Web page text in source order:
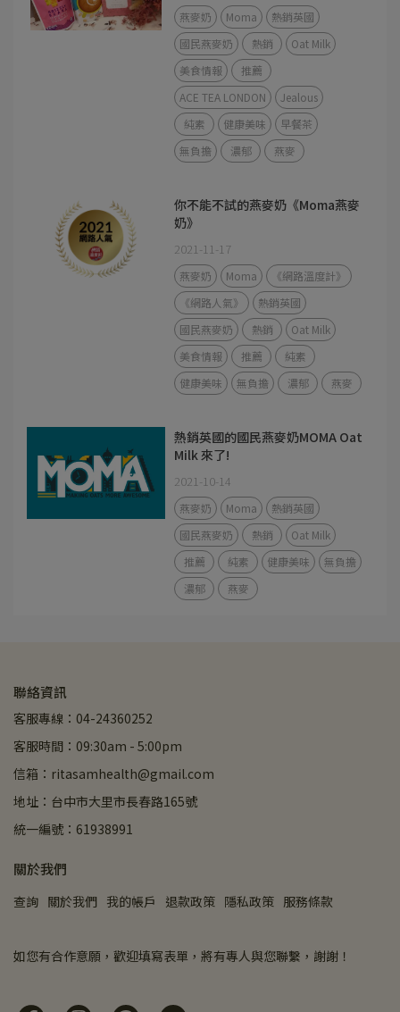
燕麥奶 Moma
熱銷英國
國民燕麥奶
熱銷
Oat Milk
美食情報
推薦
ACE TEA LONDON
Jealous
純素
健康美味
早餐茶
無負擔
濃郁 燕麥
你不能不試的燕麥奶《Moma燕麥
奶》
2021-11-17
燕麥奶 Moma
《網路溫度計》
《網路人氣》
熱銷英國
國民燕麥奶
熱銷
Oat Milk
美食情報
推薦
純素
健康美味
無負擔 濃郁 燕麥
熱銷英國的國民燕麥奶MOMA Oat
Milk 來了!
2021-10-14
燕麥奶 Moma
熱銷英國
國民燕麥奶
熱銷
Oat Milk
推薦
純素 健康美味
無負擔
濃郁
燕麥
聯絡資訊
客服專線：04-24360252
客服時間：09:30am - 5:00pm
信箱：ritasamhealth@gmail.com
地址：台中市大里市長春路165號
統一編號：61938991
關於我們
查詢 關於我們 我的帳戶 退款政策 隱私政策 服務條款
如您有合作意願，歡迎填寫表單，將有專人與您聯繫，謝謝！